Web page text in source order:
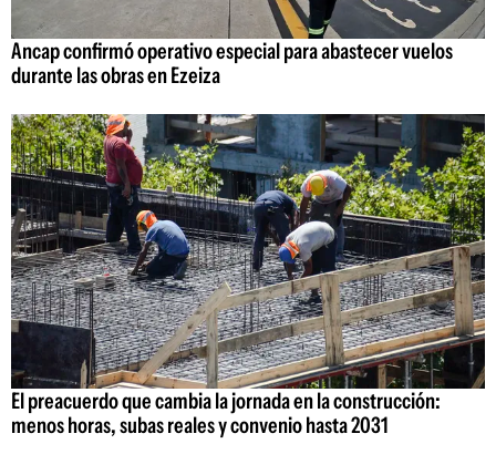
Ancap confirmó operativo especial para abastecer vuelos
durante las obras en Ezeiza
El preacuerdo que cambia la jornada en la construcción:
menos horas, subas reales y convenio hasta 2031